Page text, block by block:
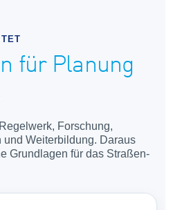
für Planung
Forschung,
und Weiterbildung. Daraus
Grundlagen für das Straßen-